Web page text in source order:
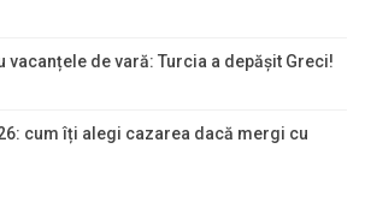
vacanțele de vară: Turcia a depășit Greci!
cum îți alegi cazarea dacă mergi cu